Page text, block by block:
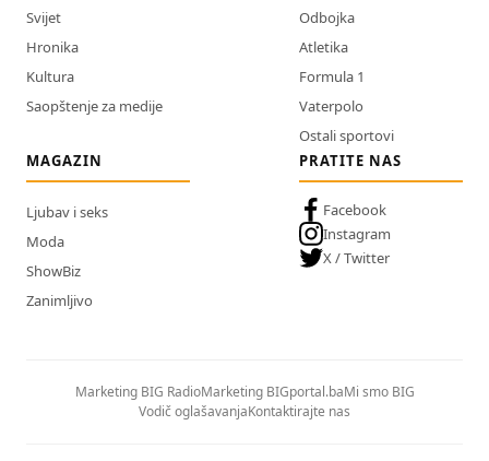
Svijet
Hronika
Kultura
Saopštenje za medije
Odbojka
Atletika
Formula 1
Vaterpolo
Ostali sportovi
MAGAZIN
Ljubav i seks
Moda
ShowBiz
Zanimljivo
PRATITE NAS
Facebook
Instagram
X / Twitter
Marketing BIG RadioMarketing BIGportal.baMi smo BIG
Vodič oglašavanjaKontaktirajte nas